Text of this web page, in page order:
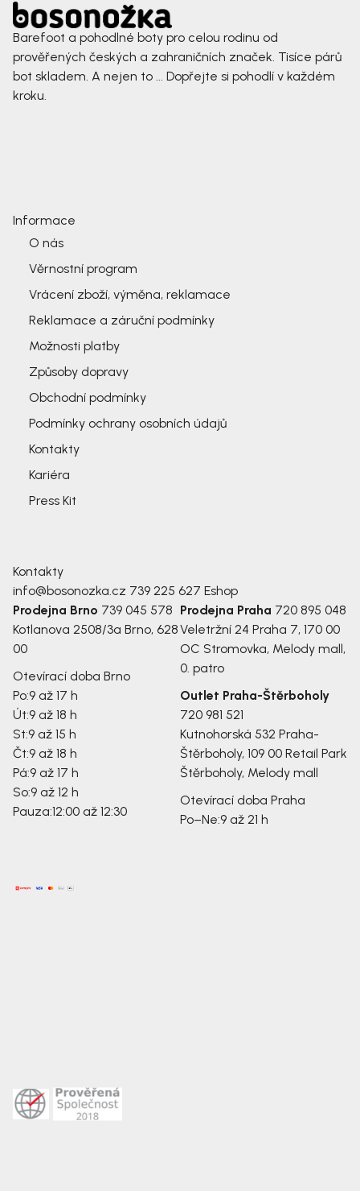
Barefoot a pohodlné boty pro celou rodinu od
prověřených českých a zahraničních značek. Tisíce párů
bot skladem. A nejen to ... Dopřejte si pohodlí v každém
kroku.
Informace
O nás
Věrnostní program
Vrácení zboží, výměna, reklamace
Reklamace a záruční podmínky
Možnosti platby
Způsoby dopravy
Obchodní podmínky
Podmínky ochrany osobních údajů
Kontakty
Kariéra
Press Kit
Kontakty
info@bosonozka.cz 739 225 627 Eshop
Prodejna Brno 739 045 578
Kotlanova 2508/3a Brno, 628
00
Otevírací doba Brno
Po:9 až 17 h
Út:9 až 18 h
St:9 až 15 h
Čt:9 až 18 h
Pá:9 až 17 h
So:9 až 12 h
Pauza:12:00 až 12:30
Prodejna Praha 720 895 048
Veletržní 24 Praha 7, 170 00
OC Stromovka, Melody mall,
0. patro
Outlet Praha-Štěrboholy
720 981 521
Kutnohorská 532 Praha-
Štěrboholy, 109 00 Retail Park
Štěrboholy, Melody mall
Otevírací doba Praha
Po–Ne:9 až 21 h